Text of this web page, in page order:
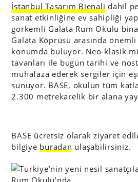
İstanbul Tasarım Bienali dahil
sanat etkinliğine ev sahipliği
görkemli Galata Rum Okulu
Galata Köprüsü arasında
konumda buluyor. Neo-klasik
tavanları ile bugün tarihi ve
muhafaza ederek sergiler için
sunuyor. BASE, okulun tüm
2.300 metrekarelik bir alana
BASE ücretsiz olarak ziyaret
bilgiye buradan ulaşabilirsiniz.